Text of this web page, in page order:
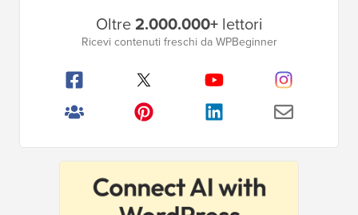
Oltre2.000.000+lettori
Ricevi contenuti freschi da WPBeginner